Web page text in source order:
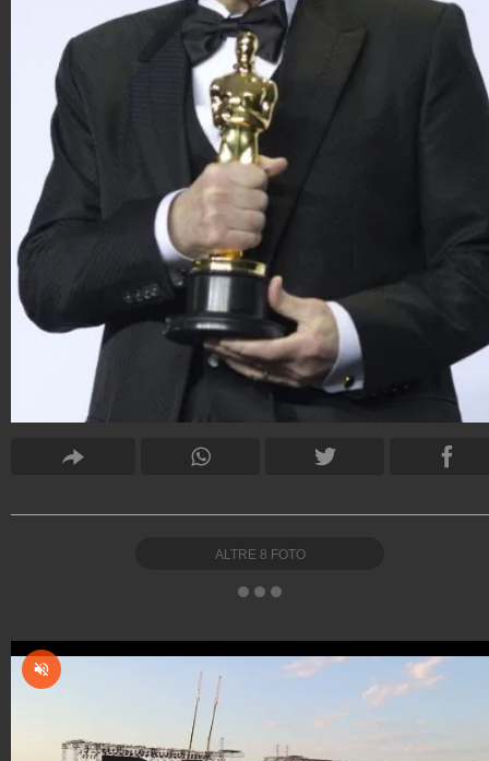
ALTRE 8 FOTO